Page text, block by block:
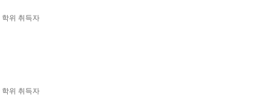
학위 취득자
학위 취득자